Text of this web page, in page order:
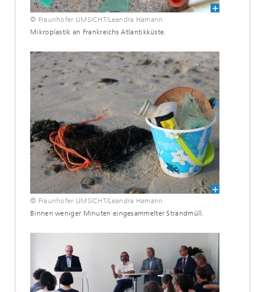
© Fraunhofer UMSICHT/Leandra Hamann
Mikroplastik an Frankreichs Atlantikküste.
© Fraunhofer UMSICHT/Leandra Hamann
Binnen weniger Minuten eingesammelter Strandmüll.